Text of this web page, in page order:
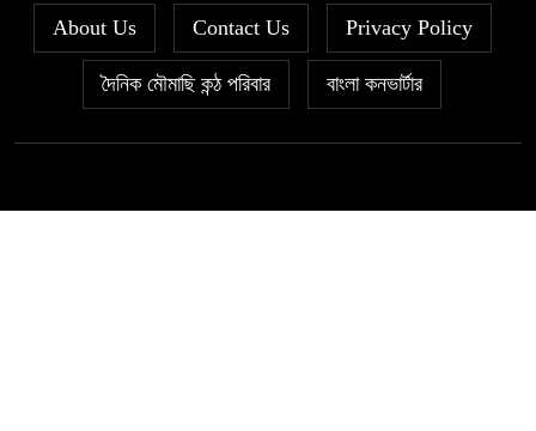
About Us Contact Us Privacy Policy
দৈনিক মৌমাছি কন্ঠ পরিবার বাংলা কনভার্টার